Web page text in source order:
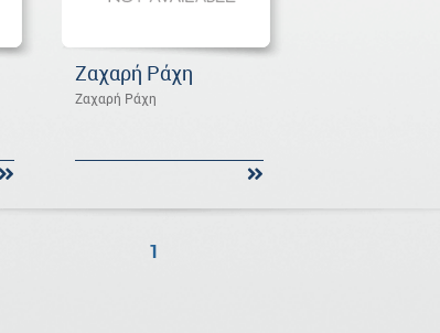
Ζαχαρή Ράχη
Ζαχαρή Ράχη
1